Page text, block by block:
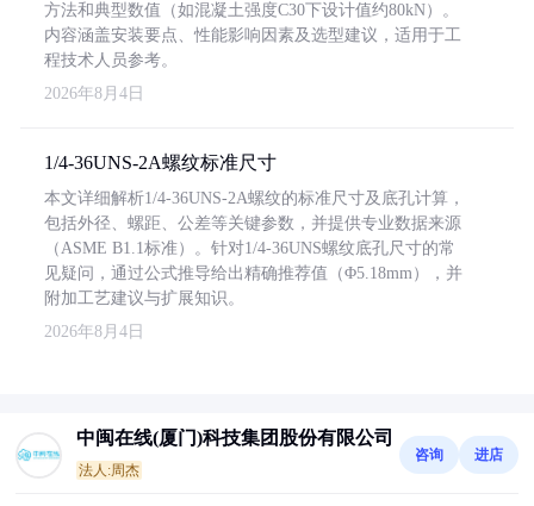
方法和典型数值（如混凝土强度C30下设计值约80kN）。
内容涵盖安装要点、性能影响因素及选型建议，适用于工
程技术人员参考。
2026年8月4日
1/4-36UNS-2A螺纹标准尺寸
本文详细解析1/4-36UNS-2A螺纹的标准尺寸及底孔计算，
包括外径、螺距、公差等关键参数，并提供专业数据来源
（ASME B1.1标准）。针对1/4-36UNS螺纹底孔尺寸的常
见疑问，通过公式推导给出精确推荐值（Φ5.18mm），并
附加工艺建议与扩展知识。
2026年8月4日
中闽在线(厦门)科技集团股份有限公司
法人:周杰
咨询 进店